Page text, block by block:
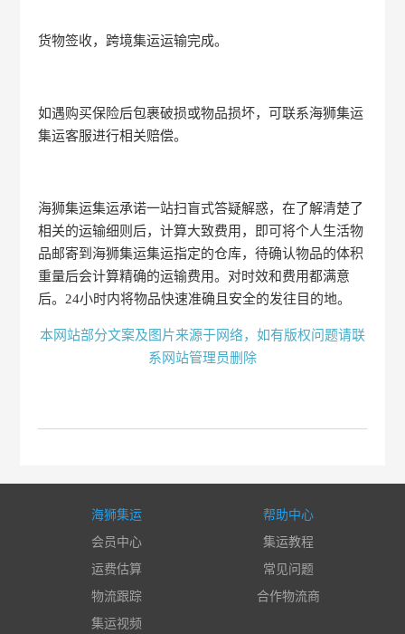
货物签收，跨境集运运输完成。
如遇购买保险后包裹破损或物品损坏，可联系海狮集运
集运客服进行相关赔偿。
海狮集运集运承诺一站扫盲式答疑解惑，在了解清楚了
相关的运输细则后，计算大致费用，即可将个人生活物
品邮寄到海狮集运集运指定的仓库，待确认物品的体积
重量后会计算精确的运输费用。对时效和费用都满意
后。24小时内将物品快速准确且安全的发往目的地。
本网站部分文案及图片来源于网络，如有版权问题请联
系网站管理员删除
海狮集运
会员中心
运费估算
物流跟踪
集运视频
帮助中心
集运教程
常见问题
合作物流商